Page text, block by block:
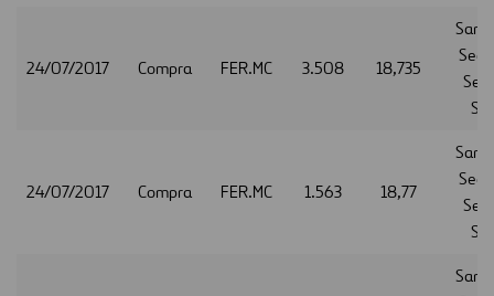
24/07/2017 Compra FER.MC 3.508 18,735
24/07/2017 Compra FER.MC 1.563 18,77